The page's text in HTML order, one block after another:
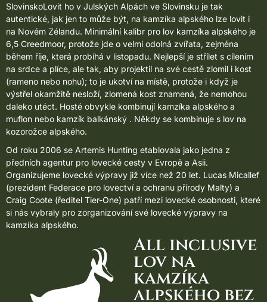
All inclusive
lov na
kamzíka
alpského bez
SlovinskoLovit ho v Julských Alpách ve Slovinsku je tak
autentické, jak jen to může být, na kamzíka alpského lze lovit i
na Novém Zélandu. Minimální kalibr pro lov kamzíka alpského je
6,5 Creedmoor, protože jde o velmi odolná zvířata, zejména
během říje, která probíhá v listopadu. Nejlepší je střílet s cílením
na srdce a plíce, ale tak, aby projektil na své cestě zlomil i kost
(rameno nebo nohu); to je ukotví na místě, protože i když je
výstřel okamžitě nesloží, zlomená kost znamená, že nemohou
daleko utéct. Hosté obvykle kombinují kamzíka alpského a
muflon nebo kamzík balkánský . Někdy se kombinuje s lov na
kozorožce alpského.
Od roku 2006 se Artemis Hunting etablovala jako jedna z
předních agentur pro lovecké cesty v Evropě a Asii.
Organizujeme lovecké výpravy již více než 20 let. Lucas Micallef
(prezident Federace pro lovectví a ochranu přírody Malty) a
Craig Coote (ředitel Tier-One) patří mezi lovecké osobnosti, které
si nás vybraly pro zorganizování své lovecké výpravy na
kamzíka alpského.